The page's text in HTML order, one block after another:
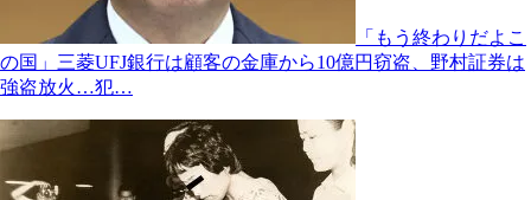
「もう終わりだよこ
の国」三菱UFJ銀行は顧客の金庫から10億円窃盗、野村証券は
強盗放火…犯…